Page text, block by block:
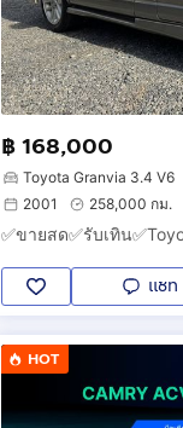
฿ 168,000
Toyota Granvia 3.4 V6
2001
258,000 กม.
✅ขายสด✅รับเทิน
แชท
HOT